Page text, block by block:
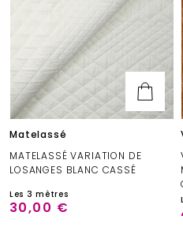
Matelassé
MATELASSÉ VARIATION DE
LOSANGES BLANC CASSÉ
Les 3 mètres
30,00 €